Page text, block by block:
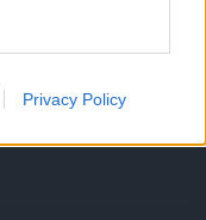
Privacy Policy